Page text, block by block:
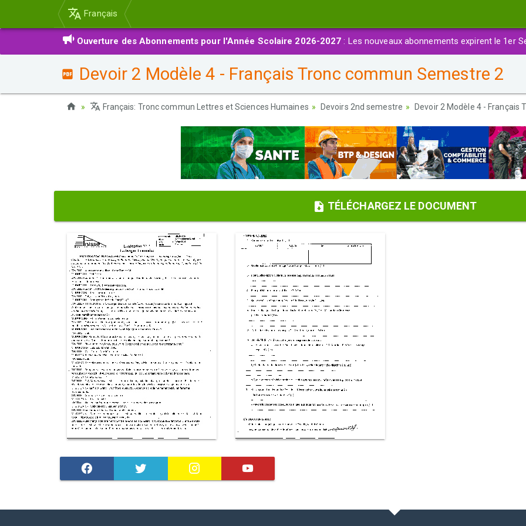
Français
Ouverture des Abonnements pour l'Année Scolaire 2026-2027 : Les nouveaux abonnements expirent le 1er
Devoir 2 Modèle 4 - Français Tronc commun Semestre 2
Français: Tronc commun Lettres et Sciences Humaines Devoirs 2nd semestre Devoir 2 Modèle 4 - Français
TÉLÉCHARGEZ LE DOCUMENT